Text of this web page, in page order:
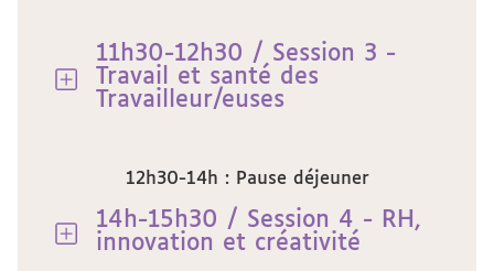
11h30-12h30 / Session 3 -
Travail et santé des
Travailleur/euses
12h30-14h : Pause déjeuner
14h-15h30 / Session 4 - RH,
innovation et créativité